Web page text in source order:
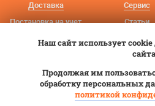
Доставка
Постановка на учет
Сервис
Статьи
© 2012—2026 «Купи прицеп»™ (ООО
Наш сайт использует
Продолжая им
обработку персональных
политикой